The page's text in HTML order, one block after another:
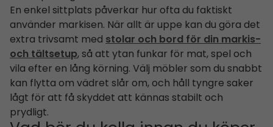
En enkel sittplats påverkar hur ofta du faktiskt
använder markisen. När allt är uppe kan du göra det
extra trivsamt medstolar och bord för din markis-
och tältsetup, så att ytan funkar för mat, spel och
vila efter en lång körning. Välj möbler som du snabbt
kan flytta om vädret slår om, och håll tyngre saker
lågt för att få skyddet att kännas stabilt och
prydligt.